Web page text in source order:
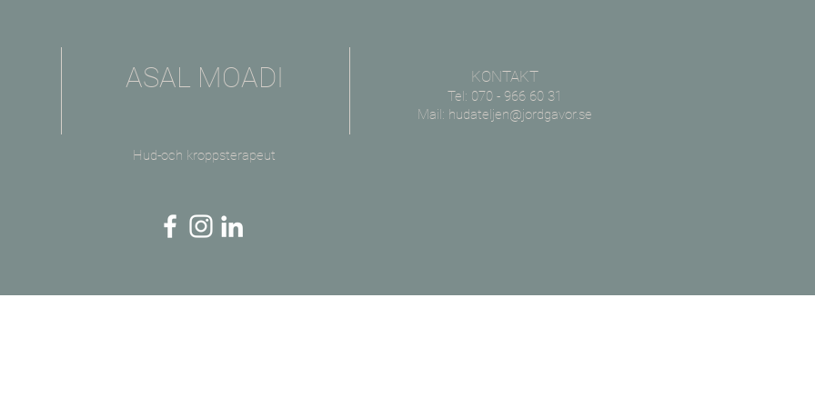
ASAL MOADI KONTAKT
Tel: 070 - 966 60 31
Mail: hudateljen@jordgavor.se
Hud-och kroppsterapeut